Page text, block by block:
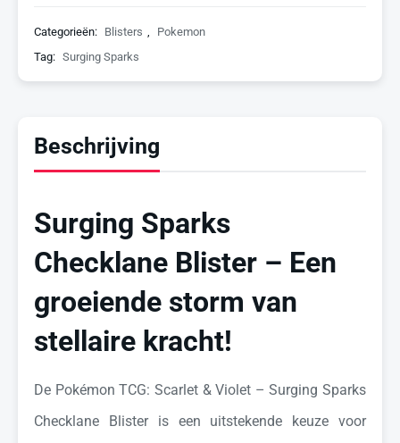
Categorieën: Blisters ,
Pokemon
Tag: Surging Sparks
Beschrijving
Surging Sparks
Checklane Blister – Een
groeiende storm van
stellaire kracht!
De Pokémon TCG: Scarlet & Violet – Surging Sparks
Checklane Blister is een uitstekende keuze voor